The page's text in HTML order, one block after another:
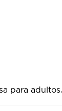
para adultos